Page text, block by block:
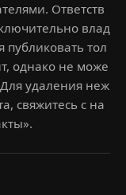
Ответств
влад
публиковать тол
однако не може
удаления неж
свяжитесь с на